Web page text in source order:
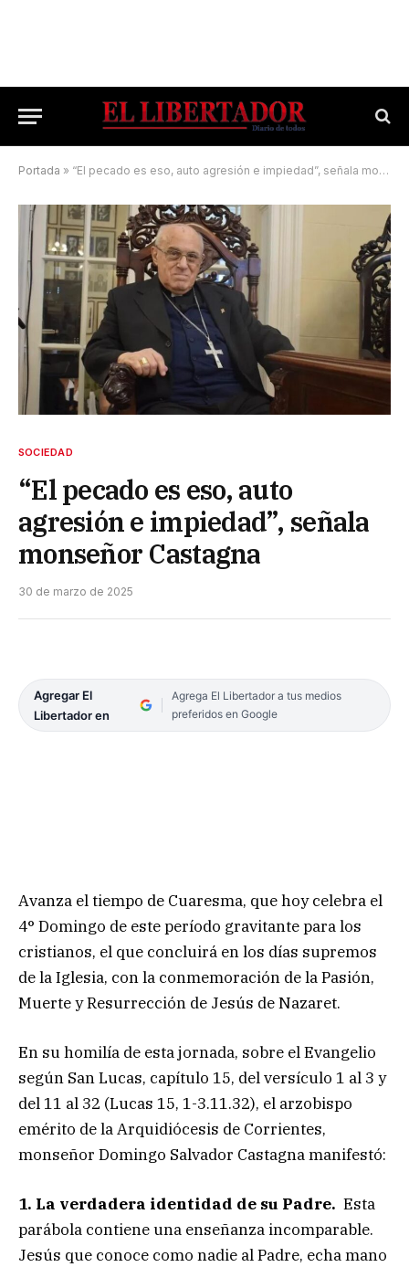
Portada » “El pecado es eso, auto agresión e impiedad”, señala monseñor Castagna
SOCIEDAD
“El pecado es eso, auto
agresión e impiedad”, señala
monseñor Castagna
30 de marzo de 2025
Agregar El
Libertador en
Agrega El Libertador a tus medios
preferidos en Google
Avanza el tiempo de Cuaresma, que hoy celebra el
4° Domingo de este período gravitante para los
cristianos, el que concluirá en los días supremos
de la Iglesia, con la conmemoración de la Pasión,
Muerte y Resurrección de Jesús de Nazaret.
En su homilía de esta jornada, sobre el Evangelio
según San Lucas, capítulo 15, del versículo 1 al 3 y
del 11 al 32 (Lucas 15, 1-3.11.32), el arzobispo
emérito de la Arquidiócesis de Corrientes,
monseñor Domingo Salvador Castagna manifestó:
1. La verdadera identidad de su Padre. Esta
parábola contiene una enseñanza incomparable.
Jesús que conoce como nadie al Padre, echa mano